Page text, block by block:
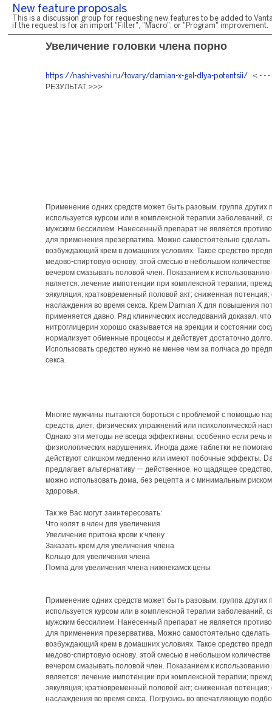
New feature proposals
This is a discussion group for requesting new features to be added to
if the request is for an import "Filter", "Macro", or "Program" improvement.
Увеличение головки члена порно
https://nashi-veshi.ru/tovary/damian-x-gel-dlya-potentsii/ < - -
РЕЗУЛЬТАТ >>>
Применение одних средств может быть разовым, группа других
используется курсом или в комплексной терапии заболеваний,
мужским бессилием. Нанесенный препарат не является
для применения презерватива. Можно самостоятельно сделать
возбуждающий крем в домашних условиях. Такое средство
медово-спиртовую основу, этой смесью в небольшом количестве
вечером смазывать половой член. Показанием к использованию
является: лечение импотенции при комплексной терапии;
эякуляция; кратковременный половой акт; сниженная потенция;
наслаждения во время секса. Крем Damian X для повышения
применяется давно. Ряд клинических исследований доказал, что
нитроглицерин хорошо сказывается на эрекции и состоянии
нормализует обменные процессы и действует достаточно долго.
Использовать средство нужно не менее чем за полчаса до
секса.
Многие мужчины пытаются бороться с проблемой с помощью
средств, диет, физических упражнений или психологической
Однако эти методы не всегда эффективны, особенно если речь
физиологических нарушениях. Иногда даже таблетки не
действуют слишком медленно или имеют побочные эффекты.
предлагает альтернативу — действенное, но щадящее
можно использовать дома, без рецепта и с минимальным
здоровья.
Так же Вас могут заинтересовать:
Что колят в член для увеличения
Увеличение притока крови к члену
Заказать крем для увеличения члена
Кольцо для увеличения члена
Помпа для увеличения члена нижнекамск цены
Применение одних средств может быть разовым, группа других
используется курсом или в комплексной терапии заболеваний,
мужским бессилием. Нанесенный препарат не является
для применения презерватива. Можно самостоятельно сделать
возбуждающий крем в домашних условиях. Такое средство
медово-спиртовую основу, этой смесью в небольшом количестве
вечером смазывать половой член. Показанием к использованию
является: лечение импотенции при комплексной терапии;
эякуляция; кратковременный половой акт; сниженная потенция;
наслаждения во время секса. Погрузись во впечатляющую